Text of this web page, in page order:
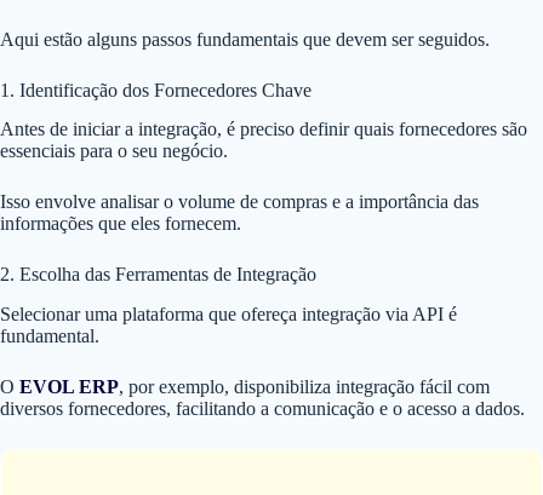
Aqui estão alguns passos fundamentais que devem ser seguidos.
1. Identificação dos Fornecedores Chave
Antes de iniciar a integração, é preciso definir quais fornecedores são
essenciais para o seu negócio.
Isso envolve analisar o volume de compras e a importância das
informações que eles fornecem.
2. Escolha das Ferramentas de Integração
Selecionar uma plataforma que ofereça integração via API é
fundamental.
O EVOL ERP, por exemplo, disponibiliza integração fácil com
diversos fornecedores, facilitando a comunicação e o acesso a dados.